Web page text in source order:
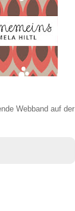
Webband auf der